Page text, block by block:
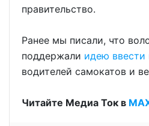
правительство.
Ранее мы писали, что
поддержали идею
водителей самокатов и
Читайте Медиа Ток в